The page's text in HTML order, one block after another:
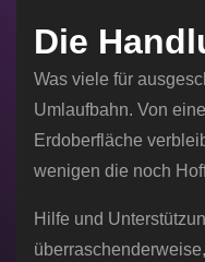
Die
Was viele für
Umlaufbahn. Von
Erdoberfläche
wenigen die noch
Hilfe und